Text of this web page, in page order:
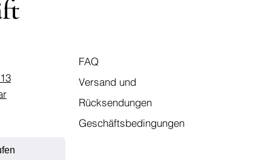
FAQ
Versand und
Rücksendungen
Geschäftsbedingungen